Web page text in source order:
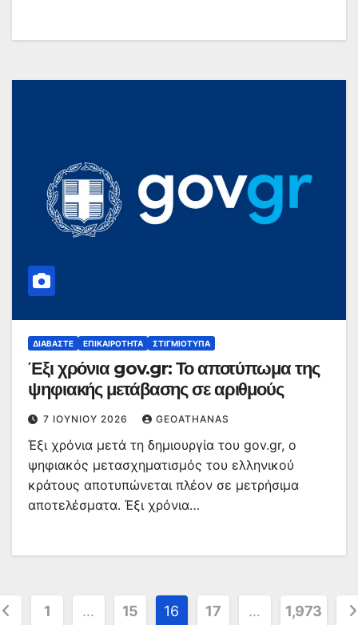
ΔΙΑΒΆΣΤΕ ΕΠΙΚΑΙΡΌΤΗΤΑ ΣΤΙΓΜΙΌΤΥΠΑ
Έξι χρόνια gov.gr: Το αποτύπωμα της
ψηφιακής μετάβασης σε αριθμούς
7 ΙΟΥΝΊΟΥ 2026 GEOATHANAS
Έξι χρόνια μετά τη δημιουργία του gov.gr, ο
ψηφιακός μετασχηματισμός του ελληνικού
κράτους αποτυπώνεται πλέον σε μετρήσιμα
αποτελέσματα. Έξι χρόνια…
1 … 15 16 17 … 1,973